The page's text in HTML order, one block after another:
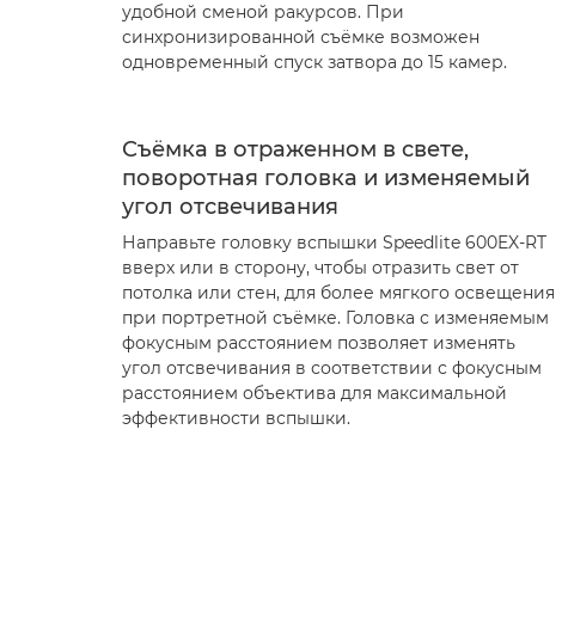
удобной сменой ракурсов. При
синхронизированной съёмке возможен
одновременный спуск затвора до 15 камер.
Съёмка в отраженном в свете,
поворотная головка и изменяемый
угол отсвечивания
Направьте головку вспышки Speedlite 600EX-RT
вверх или в сторону, чтобы отразить свет от
потолка или стен, для более мягкого освещения
при портретной съёмке. Головка с изменяемым
фокусным расстоянием позволяет изменять
угол отсвечивания в соответствии с фокусным
расстоянием объектива для максимальной
эффективности вспышки.